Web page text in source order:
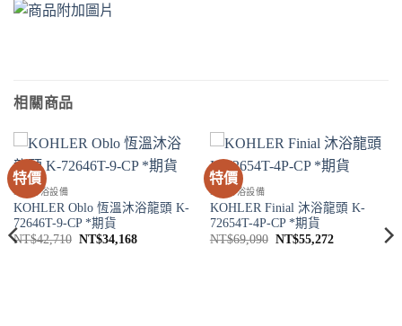
相關商品
特價
SPA淋浴設備
KOHLER Oblo 恆溫沐浴龍頭 K-
72646T-9-CP *期貨
NT$42,710 原
NT$34,168目
特價
SPA淋浴設備
KOHLER Finial 沐浴龍頭 K-
72654T-4P-CP *期貨
NT$69,090 原
NT$55,272目